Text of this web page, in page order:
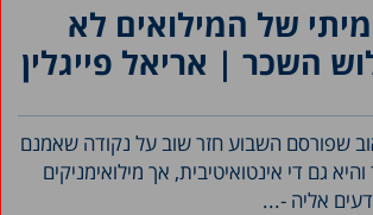
של המילואים לא
השכר | אריאל פייגלין
שפורסם השבוע חזר שוב על נקודה שאמנם
גם די אינטואיטיבית, אך מילואימניקים
אליה -...